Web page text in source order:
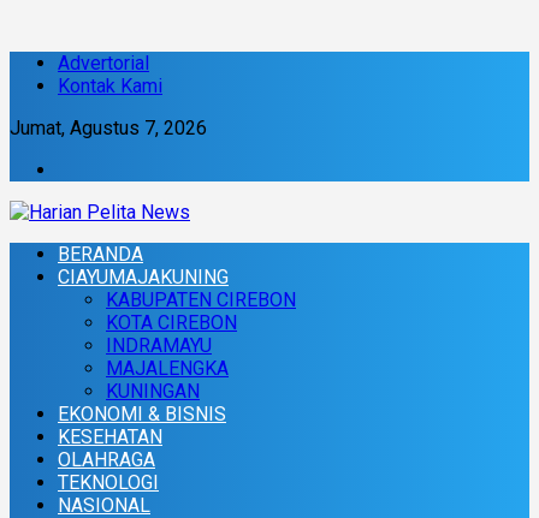
Advertorial
Kontak Kami
Jumat, Agustus 7, 2026
BERANDA
CIAYUMAJAKUNING
KABUPATEN CIREBON
KOTA CIREBON
INDRAMAYU
MAJALENGKA
KUNINGAN
EKONOMI & BISNIS
KESEHATAN
OLAHRAGA
TEKNOLOGI
NASIONAL